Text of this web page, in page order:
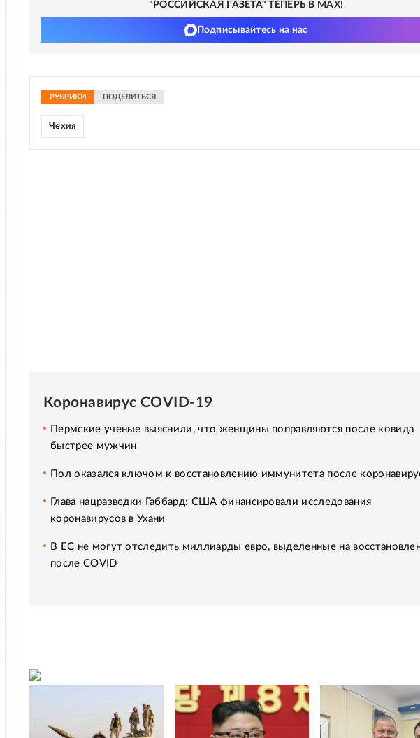
"РОССИЙСКАЯ ГАЗЕТА" ТЕПЕРЬ В MAX!
Подписывайтесь на нас
РУБРИКИ ПОДЕЛИТЬСЯ
Чехия
Коронавирус COVID-19
Пермские ученые выяснили, что женщины поправляются после ковида
быстрее мужчин
Пол оказался ключом к восстановлению иммунитета после
Глава нацразведки Габбард: США финансировали исследования
коронавирусов в Ухани
В ЕС не могут отследить миллиарды евро, выделенные на
после COVID